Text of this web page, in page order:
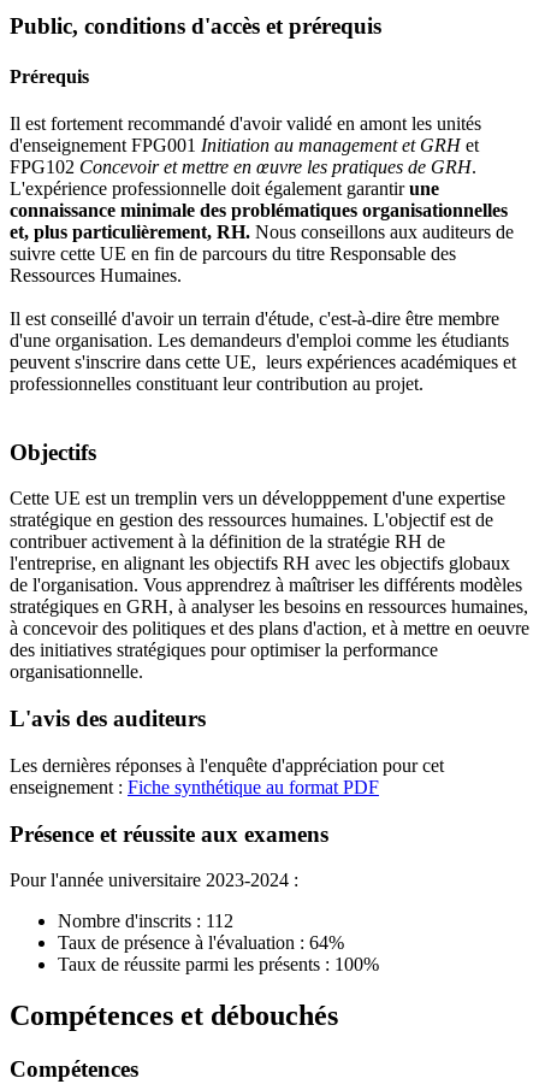
Public, conditions d'accès et prérequis
Prérequis
Il est fortement recommandé d'avoir validé en amont les unités
d'enseignement FPG001 Initiation au management et GRHet
FPG102 Concevoir et mettre en œuvre les pratiques de GRH.
L'expérience professionnelle doit également garantirune
connaissance minimale des problématiques organisationnelles
et, plus particulièrement, RH. Nous conseillons aux auditeurs de
suivre cette UE en fin de parcours du titre Responsable des
Ressources Humaines.
Il est conseillé d'avoir un terrain d'étude, c'est-à-dire être membre
d'une organisation. Les demandeurs d'emploi comme les étudiants
peuvent s'inscrire dans cette UE, leurs expériences académiques et
professionnelles constituant leur contribution au projet.
Objectifs
Cette UE est un tremplin vers un développpement d'une expertise
stratégique en gestion des ressources humaines. L'objectif est de
contribuer activement à la définition de la stratégie RH de
l'entreprise, en alignant les objectifs RH avec les objectifs globaux
de l'organisation. Vous apprendrez à maîtriser les différents modèles
stratégiques en GRH, à analyser les besoins en ressources humaines,
à concevoir des politiques et des plans d'action, et à mettre en oeuvre
des initiatives stratégiques pour optimiser la performance
organisationnelle.
L'avis des auditeurs
Les dernières réponses à l'enquête d'appréciation pour cet
enseignement : Fiche synthétique au format PDF
Présence et réussite aux examens
Pour l'année universitaire 2023-2024 :
Nombre d'inscrits : 112
Taux de présence à l'évaluation : 64%
Taux de réussite parmi les présents : 100%
Compétences et débouchés
Compétences